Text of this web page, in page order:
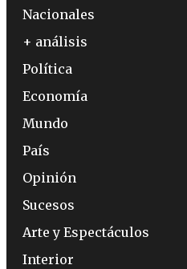
Nacionales
+ análisis
Política
Economía
Mundo
País
Opinión
Sucesos
Arte y Espectáculos
Interior